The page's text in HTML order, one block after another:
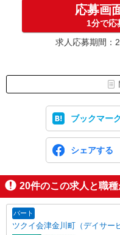
応募画
1分で応
求人応募期間：
ブックマーク
シェアする
20件のこの求人と職
パート
ツクイ会津金川町（デイサー